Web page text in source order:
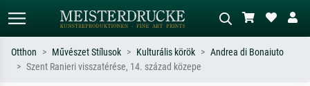
Otthon Művészet Stílusok Kulturális körök
Andrea di Bonaiuto
Szent Ranieri visszatérése, 14. század közepe